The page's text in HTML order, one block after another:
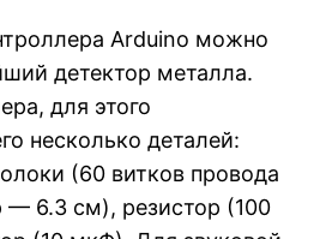
Arduino можно
детектор металла.
для этого
несколько деталей:
(60 витков провода
6.3 см), резистор (100